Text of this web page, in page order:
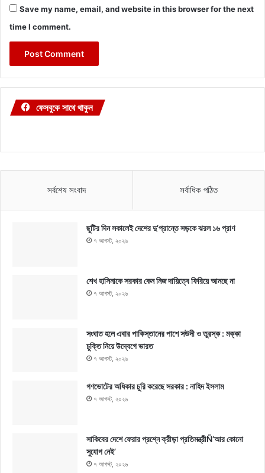
Save my name, email, and website in this browser for the next
time I comment.
ফেসবুকে সাথে থাকুন
সর্বশেষ সংবাদ সর্বাধিক পঠিত
ছুটির দিন সকালেই দেশের দু’প্রান্তে সড়কে ঝরল ১৬ প্রাণ
৭ আগস্ট, ২০২৬
শেখ হাসিনাকে সরকার কেন নিজ দায়িত্বে ফিরিয়ে আনছে না
৭ আগস্ট, ২০২৬
সংঘাত হলে এবার পাকিস্তানের পাশে সউদী ও তুরস্ক : মক্কা
চুক্তি নিয়ে উদ্বেগে ভারত
৭ আগস্ট, ২০২৬
গণভোটের অধিকার চুরি করেছে সরকার : নাহিদ ইসলাম
৭ আগস্ট, ২০২৬
সাকিবের দেশে ফেরার প্রশ্নে ক্রীড়া প্রতিমন্ত্রীÑ‘আর কোনো
সুযোগ নেই’
৭ আগস্ট, ২০২৬